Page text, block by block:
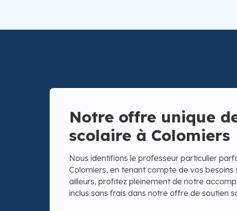
Notre offre unique
scolaire à Colomiers
Nous identifions le professeur particulier
Colomiers, en tenant compte de vos besoins
ailleurs, profitez pleinement de notre
inclus sans frais dans notre offre de soutien